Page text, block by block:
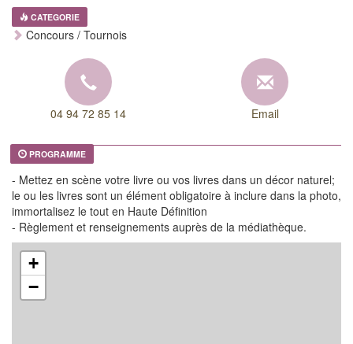
CATEGORIE
Concours / Tournois
04 94 72 85 14 Email
PROGRAMME
- Mettez en scène votre livre ou vos livres dans un décor naturel;
le ou les livres sont un élément obligatoire à inclure dans la photo,
immortalisez le tout en Haute Définition
- Règlement et renseignements auprès de la médiathèque.
+
−